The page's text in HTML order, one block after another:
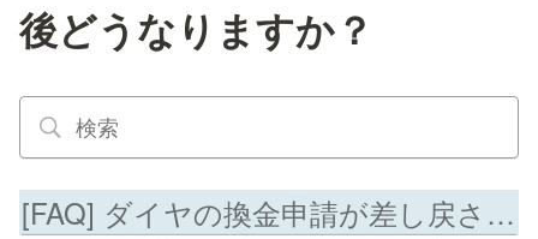
後どうなりますか？
[FAQ] ダイヤの換金申請が差し戻されましたが、この後どうなりますか？